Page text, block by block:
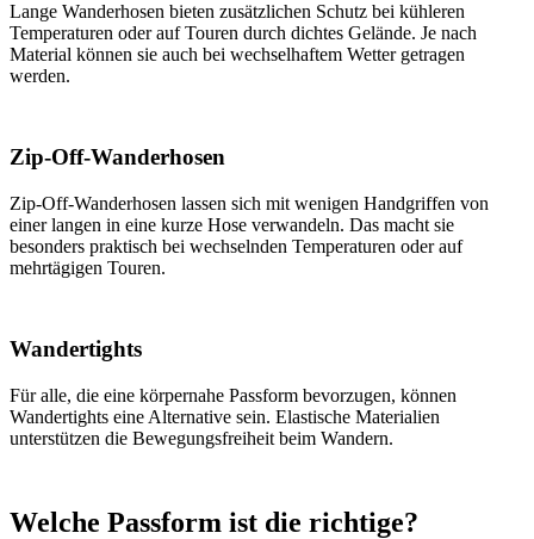
Lange Wanderhosen bieten zusätzlichen Schutz bei kühleren
Temperaturen oder auf Touren durch dichtes Gelände. Je nach
Material können sie auch bei wechselhaftem Wetter getragen
werden.
Zip-Off-Wanderhosen
Zip-Off-Wanderhosen lassen sich mit wenigen Handgriffen von
einer langen in eine kurze Hose verwandeln. Das macht sie
besonders praktisch bei wechselnden Temperaturen oder auf
mehrtägigen Touren.
Wandertights
Für alle, die eine körpernahe Passform bevorzugen, können
Wandertights eine Alternative sein. Elastische Materialien
unterstützen die Bewegungsfreiheit beim Wandern.
Welche Passform ist die richtige?